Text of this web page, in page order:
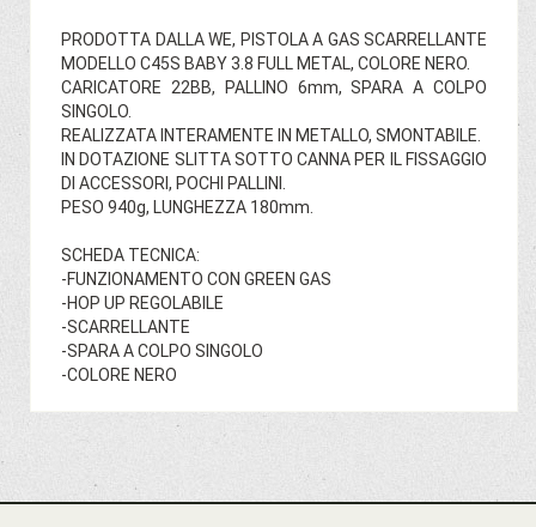
PRODOTTA DALLA WE, PISTOLA A GAS SCARRELLANTE
MODELLO C45S BABY 3.8 FULL METAL, COLORE NERO.
CARICATORE 22BB, PALLINO 6mm, SPARA A COLPO
SINGOLO.
REALIZZATA INTERAMENTE IN METALLO, SMONTABILE.
IN DOTAZIONE SLITTA SOTTO CANNA PER IL FISSAGGIO
DI ACCESSORI, POCHI PALLINI.
PESO 940g, LUNGHEZZA 180mm.
SCHEDA TECNICA:
-FUNZIONAMENTO CON GREEN GAS
-HOP UP REGOLABILE
-SCARRELLANTE
-SPARA A COLPO SINGOLO
-COLORE NERO